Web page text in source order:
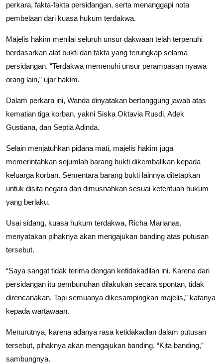
perkara, fakta-fakta persidangan, serta menanggapi nota
pembelaan dari kuasa hukum terdakwa.
Majelis hakim menilai seluruh unsur dakwaan telah terpenuhi
berdasarkan alat bukti dan fakta yang terungkap selama
persidangan. “Terdakwa memenuhi unsur perampasan nyawa
orang lain,” ujar hakim.
Dalam perkara ini, Wanda dinyatakan bertanggung jawab atas
kematian tiga korban, yakni Siska Oktavia Rusdi, Adek
Gustiana, dan Septia Adinda.
Selain menjatuhkan pidana mati, majelis hakim juga
memerintahkan sejumlah barang bukti dikembalikan kepada
keluarga korban. Sementara barang bukti lainnya ditetapkan
untuk disita negara dan dimusnahkan sesuai ketentuan hukum
yang berlaku.
Usai sidang, kuasa hukum terdakwa, Richa Marianas,
menyatakan pihaknya akan mengajukan banding atas putusan
tersebut.
“Saya sangat tidak terima dengan ketidakadilan ini. Karena dari
persidangan itu pembunuhan dilakukan secara spontan, tidak
direncanakan. Tapi semuanya dikesampingkan majelis,” katanya
kepada wartawaan.
Menurutnya, karena adanya rasa ketidakadlan dalam putusan
tersebut, pihaknya akan mengajukan banding. “Kita banding,”
sambungnya.